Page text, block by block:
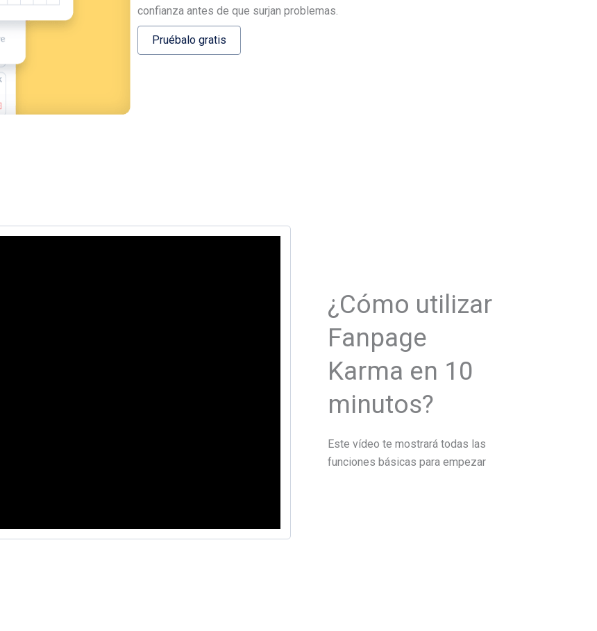
confianza antes de que surjan problemas.
Pruébalo gratis
¿Cómo utilizar
Fanpage
Karma en 10
minutos?
Este vídeo te mostrará todas las
funciones básicas para empezar